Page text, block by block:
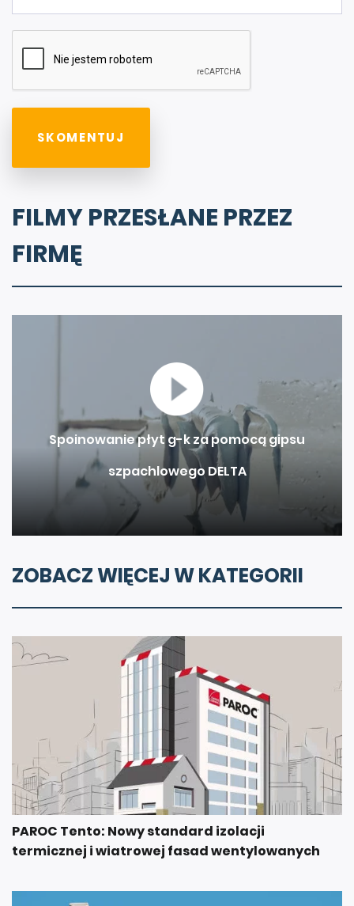
FILMY PRZESŁANE PRZEZ
FIRMĘ
Spoinowanie płyt g-k za pomocą gipsu
szpachlowego DELTA
ZOBACZ WIĘCEJ W KATEGORII
PAROC Tento: Nowy standard izolacji
termicznej i wiatrowej fasad wentylowanych